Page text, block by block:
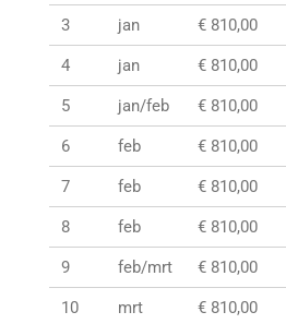
3 jan € 810,00
4 jan € 810,00
5 jan/feb € 810,00
6 feb € 810,00
7 feb € 810,00
8 feb € 810,00
9 feb/mrt € 810,00
10 mrt € 810,00